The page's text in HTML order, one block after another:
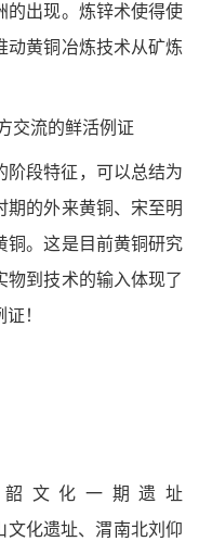
的出现。炼锌术使得使
动黄铜冶炼技术从矿炼
交流的鲜活例证
阶段特征，可以总结为
期的外来黄铜、宋至明
铜。这是目前黄铜研究
物到技术的输入体现了
！
文化一期遗址
文化遗址、渭南北刘仰